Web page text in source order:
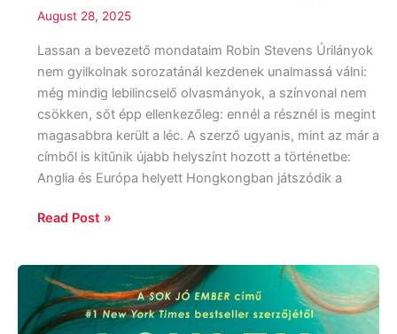
August 28, 2025
Lassan a bevezető mondataim Robin Stevens Úrilányok
nem gyilkolnak sorozatánál kezdenek unalmassá válni:
még mindig lebilincselő olvasmányok, a színvonal nem
csökken, sőt épp ellenkezőleg: ennél a résznél is megint
magasabbra került a léc. A szerző ugyanis, mint az már a
címből is kitűnik újabb helyszínt hozott a történetbe:
Anglia és Európa helyett Hongkongban játszódik a
Read Post »
Ashley
Flowers,
Alex